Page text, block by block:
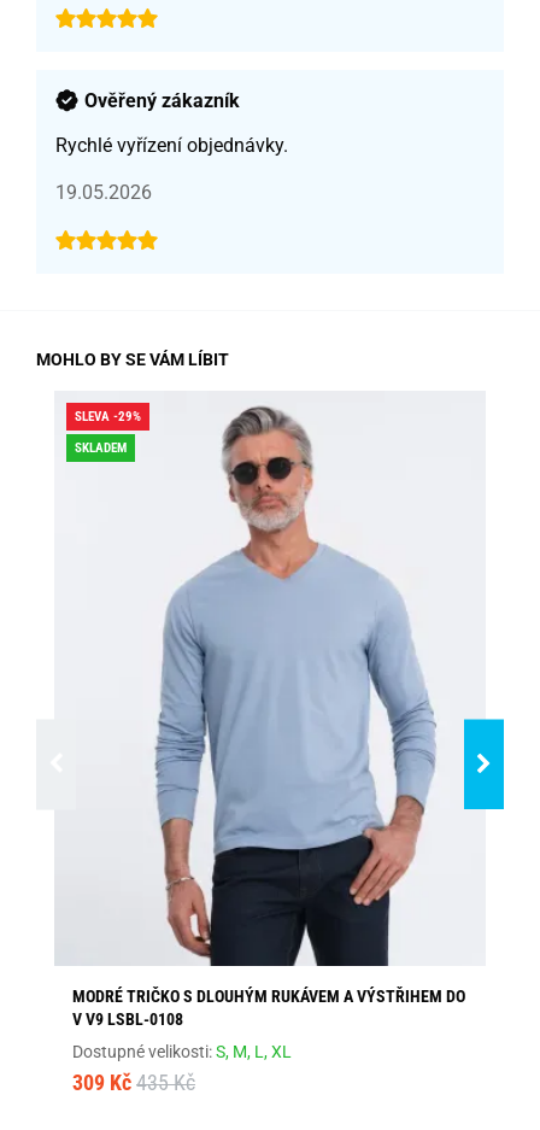
Ověřený zákazník
Rychlé vyřízení objednávky.
19.05.2026
MOHLO BY SE VÁM LÍBIT
SLEVA -29%
SKLADEM
MODRÉ TRIČKO S DLOUHÝM RUKÁVEM A VÝSTŘIHEM DO
V V9 LSBL-0108
Dostupné velikosti:S, M, L,XL
309 Kč 435 Kč